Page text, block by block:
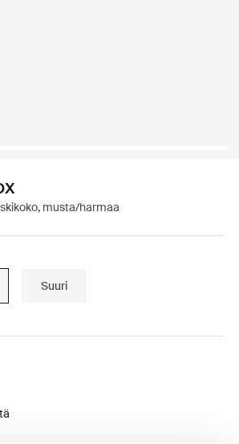
musta/harmaa
Suuri